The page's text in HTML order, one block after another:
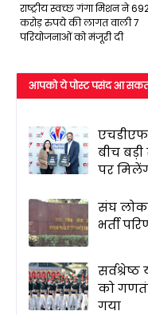
राष्ट्रीय स्वच्छ गंगा मिशन ने
करोड़ रुपये की लागत वाली 7
परियोजनाओं को मंजूरी दी
आपको ये पोस्ट पसंद आ
बीच
पर
संघ लोक
भर्ती
को
गया